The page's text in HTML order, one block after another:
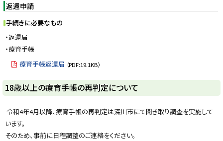
返還申請
手続きに必要なもの
・返還届
・療育手帳
療育手帳返還届 （PDF:19.1KB）
ト
ッ
プ
に
戻
18歳以上の療育手帳の再判定について
令和4年4月以降、療育手帳の再判定は深川市にて聞き取り調査を実施して
います。
そのため、事前に日程調整のご連絡をください。